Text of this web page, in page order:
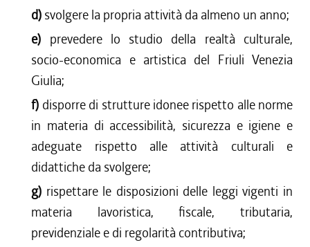
d) svolgere la propria attività da almeno un anno;
e) prevedere lo studio della realtà culturale,
socio-economica e artistica del Friuli Venezia
Giulia;
f) disporre di strutture idonee rispetto alle norme
in materia di accessibilità, sicurezza e igiene e
adeguate rispetto alle attività culturali e
didattiche da svolgere;
g) rispettare le disposizioni delle leggi vigenti in
materia lavoristica, fiscale, tributaria,
previdenziale e di regolarità contributiva;